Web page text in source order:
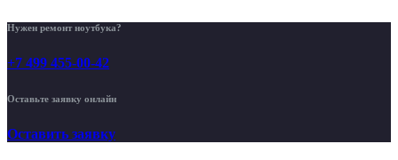
Нужен ремонт ноутбука?
+7 499 455-00-42
Оставьте заявку онлайн
Оставить заявку